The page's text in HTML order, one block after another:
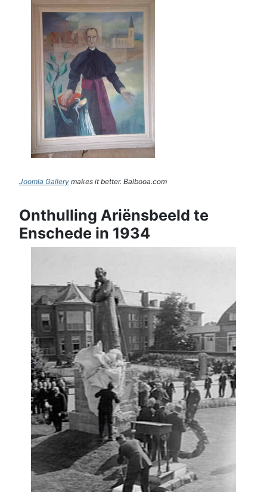
Joomla Gallery makes it better. Balbooa.com
Onthulling Ariënsbeeld te
Enschede in 1934